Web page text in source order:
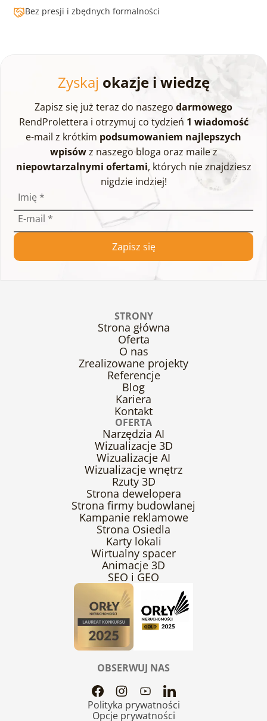
Bez presji i zbędnych formalności
Zyskaj okazje i wiedzę
Zapisz się już teraz do naszego darmowego
RendProlettera i otrzymuj co tydzień 1 wiadomość
e-mail z krótkim podsumowaniem najlepszych
wpisówz naszego bloga oraz maile z
niepowtarzalnymi ofertami, których nie znajdziesz
nigdzie indziej!
Imię *
E-mail *
Zapisz się
OBSERWUJ NAS
Polityka prywatności
Opcje prywatności
STRONY
Strona główna
Oferta
O nas
Zrealizowane projekty
Referencje
Blog
Kariera
Kontakt
OFERTA
Narzędzia AI
Wizualizacje 3D
Wizualizacje AI
Wizualizacje wnętrz
Rzuty 3D
Strona dewelopera
Strona firmy budowlanej
Kampanie reklamowe
Strona Osiedla
Karty lokali
Wirtualny spacer
Animacje 3D
SEO i GEO